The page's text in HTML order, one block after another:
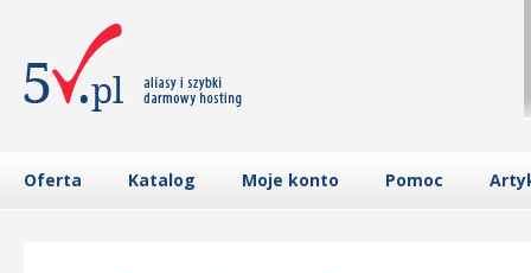
Oferta Katalog Moje konto Pomoc